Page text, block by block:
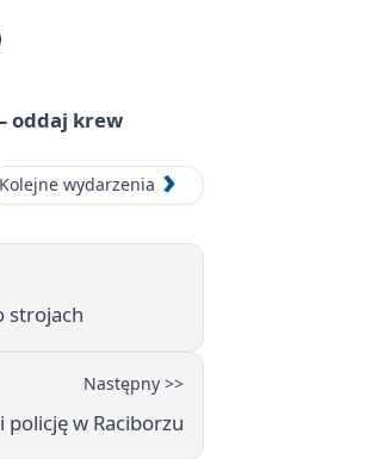
oddaj krew
Kolejne wydarzenia
strojach
Następny >>
policję w Raciborzu